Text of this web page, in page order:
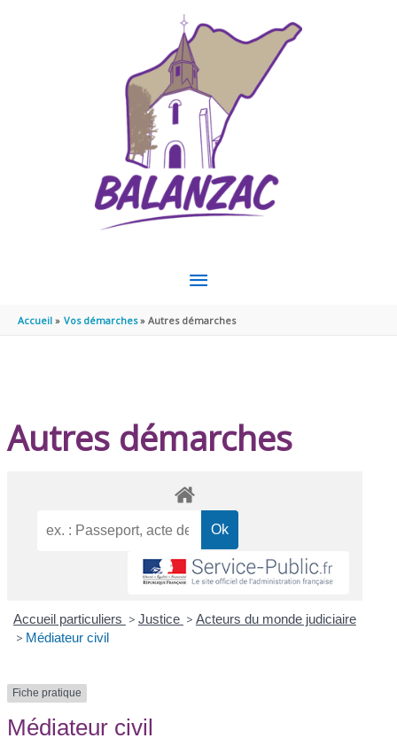
MENU
PRINCIPAL
Accueil Vos démarches Autres démarches
Autres démarches
Accueil particuliers > Justice > Acteurs du monde judiciaire
> Médiateur civil
Fiche pratique
Médiateur civil